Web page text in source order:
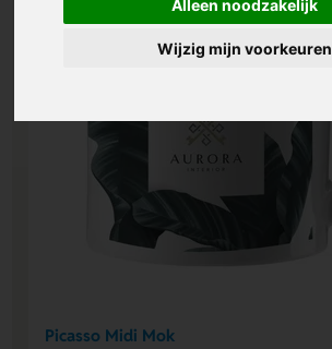
Alleen noodzakelijk
Wijzig mijn voorkeuren
Picasso Midi Mok